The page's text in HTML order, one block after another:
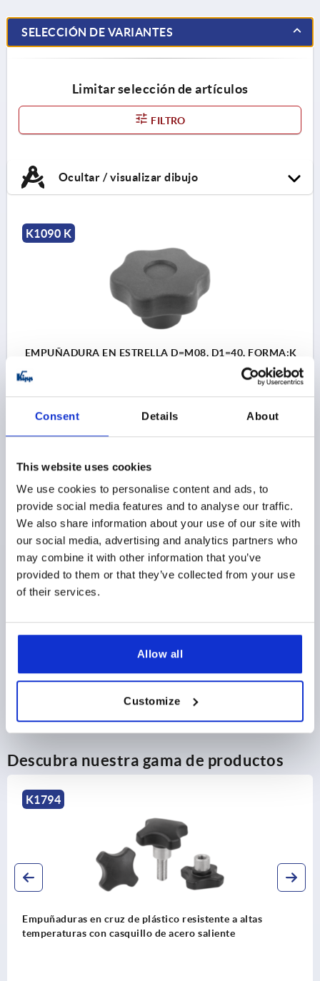
Consent Details About
This website uses cookies
We use cookies to personalise content and ads, to
provide social media features and to analyse our traffic.
We also share information about your use of our site with
our social media, advertising and analytics partners who
may combine it with other information that you’ve
provided to them or that they’ve collected from your use
of their services.
Allow all
Customize
SELECCIÓN DE VARIANTES
Limitar selección de artículos
FILTRO
Ocultar / visualizar dibujo
K1090 K
EMPUÑADURA EN ESTRELLA D=M08, D1=40, FORMA:K
CON CASQUILLO ROSCADO, H=24,5, TERMOPLÁSTICO
NEGRO, COMP:LATÓN
Referencia:K1090.24008
3,21 $
más IVA
más gastos de envío
DETALLES
DETALLES DEL PRODUCTO
Descubra nuestra gama de productos
en cruz de plástico resistente a altas
con casquillo de acero saliente